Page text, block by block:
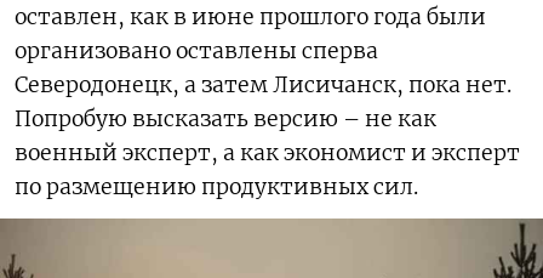
оставлен, как в июне прошлого года были
организовано оставлены сперва
Северодонецк, а затем Лисичанск, пока нет.
Попробую высказать версию – не как
военный эксперт, а как экономист и эксперт
по размещению продуктивных сил.